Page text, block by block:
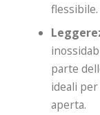
flessibile.
parte
ideali
aperta.